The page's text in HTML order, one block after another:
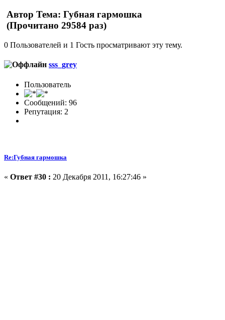
Автор Тема: Губная гармошка
(Прочитано 29584 раз)
0 Пользователей и 1 Гость просматривают эту тему.
sss_grey
Пользователь
Сообщений: 96
Репутация: 2
Re:Губная гармошка
« Ответ #30 : 20 Декабря 2011, 16:27:46 »